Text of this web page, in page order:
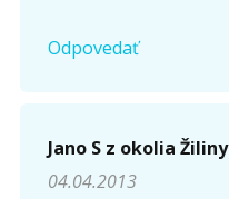
Odpovedať
Jano S z okolia Žiliny
04.04.2013